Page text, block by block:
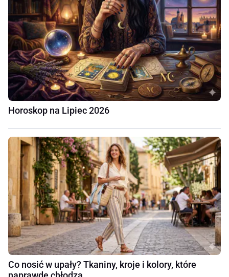
Horoskop na Lipiec 2026
Co nosić w upały? Tkaniny, kroje i kolory, które